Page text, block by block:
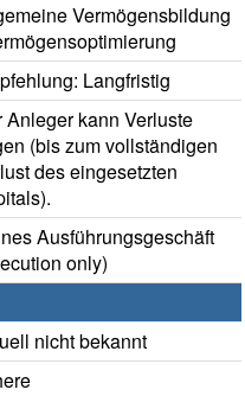
Vermögensbildung
Langfristig
Anleger kann Verluste
(bis zum vollständigen
des eingesetzten
Ausführungsgeschäft
only)
nicht bekannt